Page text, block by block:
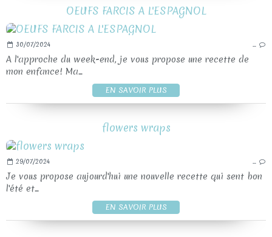
OEUFS FARCIS A L'ESPAGNOL
30/07/2024 …
A l'approche du week-end, je vous propose une recette de
mon enfance! Ma...
EN SAVOIR PLUS
flowers wraps
29/07/2024 …
Je vous propose aujourd'hui une nouvelle recette qui sent bon
l'été et...
EN SAVOIR PLUS